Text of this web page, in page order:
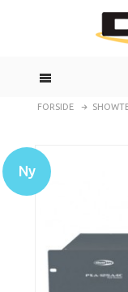
FORSIDE
Ny